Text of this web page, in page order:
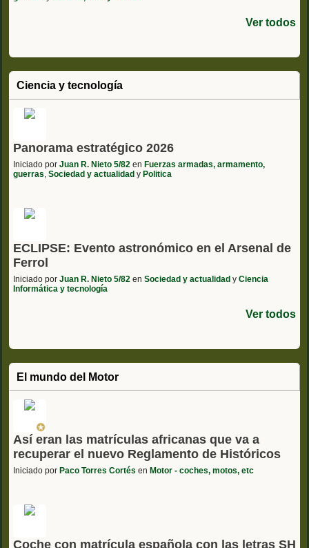
Ver todos
Ciencia y tecnología
Panorama estratégico 2026
Iniciado por Juan R. Nieto 5/82 en Fuerzas armadas, armamento,
guerras, Sociedad y actualidad y Politica
ECLIPSE: Evento astronómico en el Arsenal de
Ferrol
Iniciado por Juan R. Nieto 5/82 en Sociedad y actualidad y Ciencia
Informática y tecnología
Ver todos
El mundo del Motor
Así eran las matrículas africanas que va a
recuperar el nuevo Reglamento de Históricos
Iniciado por Paco Torres Cortés en Motor - coches, motos, etc
Coche con matrícula española con las letras SH